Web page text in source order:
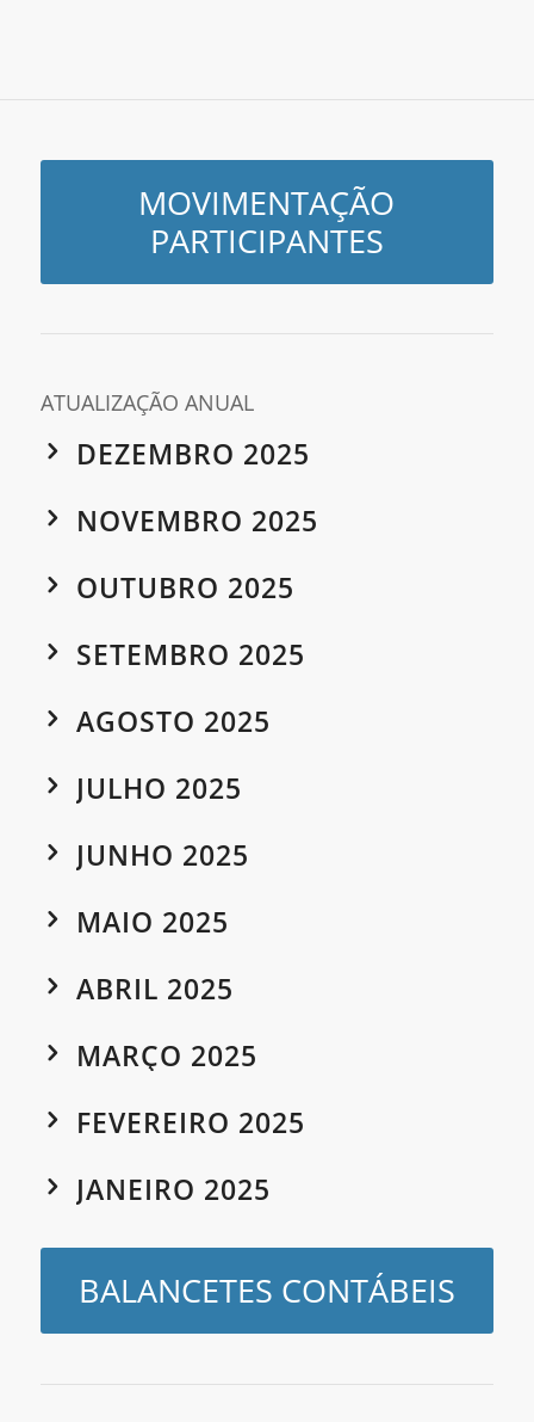
MOVIMENTAÇÃO
PARTICIPANTES
ATUALIZAÇÃO ANUAL
DEZEMBRO 2025
NOVEMBRO 2025
OUTUBRO 2025
SETEMBRO 2025
AGOSTO 2025
JULHO 2025
JUNHO 2025
MAIO 2025
ABRIL 2025
MARÇO 2025
FEVEREIRO 2025
JANEIRO 2025
BALANCETES CONTÁBEIS